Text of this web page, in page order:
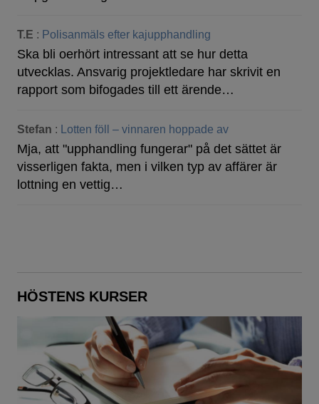
T.E : Polisanmäls efter kajupphandling
Ska bli oerhört intressant att se hur detta
utvecklas. Ansvarig projektledare har skrivit en
rapport som bifogades till ett ärende…
Stefan : Lotten föll – vinnaren hoppade av
Mja, att "upphandling fungerar" på det sättet är
visserligen fakta, men i vilken typ av affärer är
lottning en vettig…
HÖSTENS KURSER